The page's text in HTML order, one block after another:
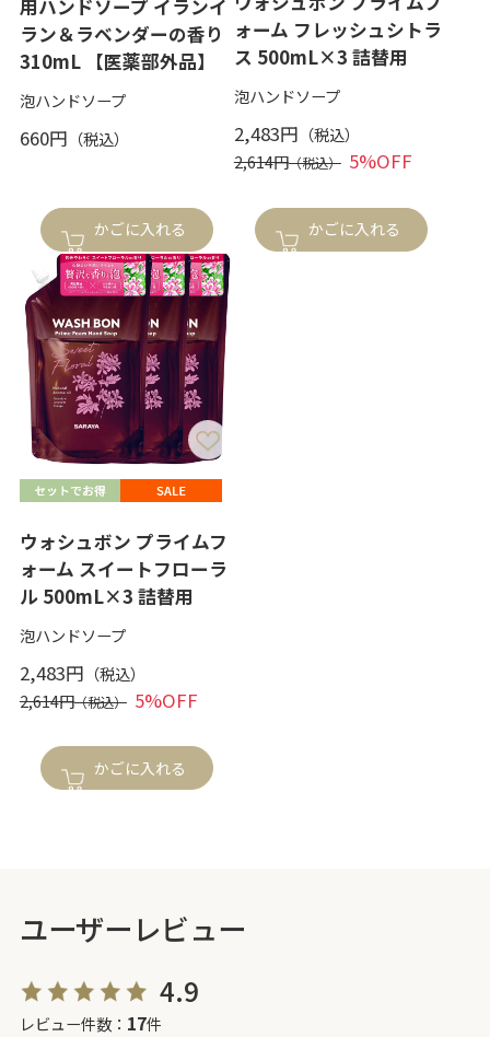
用ハンドソープ イランイ
ラン＆ラベンダーの香り
310mL 【医薬部外品】
泡ハンドソープ
660円
かごに入れる
ォーム フレッシュシトラ
ス 500mL×3 詰替用
泡ハンドソープ
2,483円
2,614円 5%OFF
かごに入れる
ウォシュボン プライムフ
ォーム スイートフローラ
ル 500mL×3 詰替用
泡ハンドソープ
2,483円
2,614円 5%OFF
かごに入れる
ユーザーレビュー
4.9
レビュー件数： 17件